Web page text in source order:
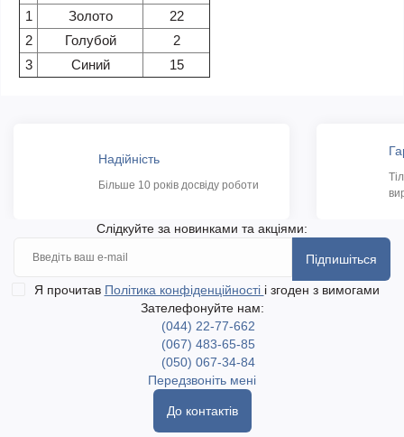
1
Золото
22
2
Голубой
2
3
Синий 15
Надійність
Більше 10 років досвіду роботи
Слідкуйте за новинками та акціями:
Підпишіться
Я прочитав Політика конфіденційності і згоден з вимогами
Зателефонуйте нам:
(044) 22-77-662
(067) 483-65-85
(050) 067-34-84
Передзвоніть мені
До контактів